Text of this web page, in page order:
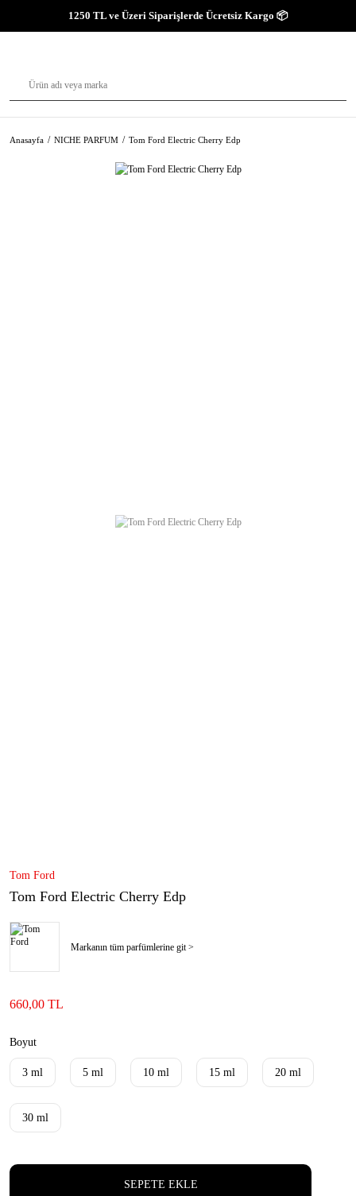
1250 TL ve Üzeri Siparişlerde Ücretsiz Kargo 📦
Anasayfa NICHE PARFUM Tom Ford Electric Cherry Edp
Tom Ford
Tom Ford Electric Cherry Edp
Markanın tüm parfümlerine git >
660,00 TL
Boyut
3 ml 5 ml 10 ml 15 ml 20 ml
30 ml
SEPETE EKLE